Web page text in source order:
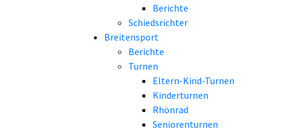
Berichte
Schiedsrichter
Breitensport
Berichte
Turnen
Eltern-Kind-Turnen
Kinderturnen
Rhönrad
Seniorenturnen